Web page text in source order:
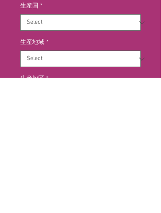
生産国 *
生産地域 *
生産地区 *